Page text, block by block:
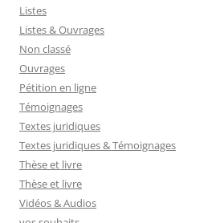
Listes
Listes & Ouvrages
Non classé
Ouvrages
Pétition en ligne
Témoignages
Textes juridiques
Textes juridiques & Témoignages
Thèse et livre
Thèse et livre
Vidéos & Audios